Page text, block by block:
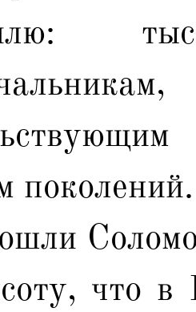
поколений.
что в